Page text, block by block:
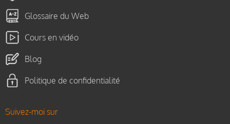
Glossaire du Web
Cours en vidéo
Blog
Politique de confidentialité
Suivez-moi sur